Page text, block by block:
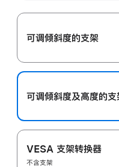
可调倾斜度的支架
可调倾斜度及高‍度的支‍
VESA 支架转换器
不含支架